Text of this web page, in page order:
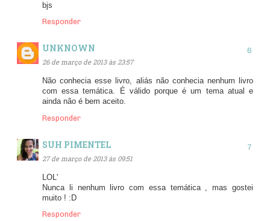
bjs
Responder
UNKNOWN
26 de março de 2013 às 23:57
Não conhecia esse livro, aliás não conhecia nenhum livro
com essa temática. É válido porque é um tema atual e
ainda não é bem aceito.
Responder
SUH PIMENTEL
27 de março de 2013 às 09:51
LOL'
Nunca li nenhum livro com essa temática , mas gostei
muito ! :D
Responder